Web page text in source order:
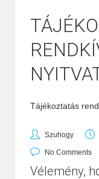
Tájékoztatás
Szuhogy
No Comments
Vélemény,